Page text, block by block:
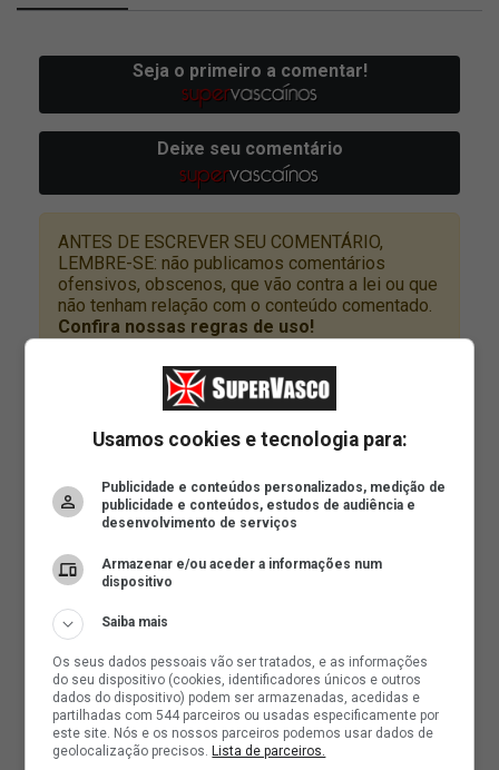
Usamos cookies e tecnologia para:
Publicidade e conteúdos personalizados, medição de
publicidade e conteúdos, estudos de audiência e
desenvolvimento de serviços
Armazenar e/ou aceder a informações num
dispositivo
Saiba mais
Os seus dados pessoais vão ser tratados, e as informações
do seu dispositivo (cookies, identificadores únicos e outros
dados do dispositivo) podem ser armazenadas, acedidas e
partilhadas com 544 parceiros ou usadas especificamente por
este site. Nós e os nossos parceiros podemos usar dados de
geolocalização precisos.Lista de parceiros.